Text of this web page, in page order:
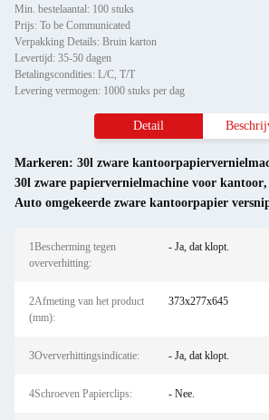
Min. bestelaantal: 100 stuks
Prijs: To be Communicated
Verpakking Details: Bruin karton
Levertijd: 35-50 dagen
Betalingscondities: L/C, T/T
Levering vermogen: 1000 stuks per dag
Detail
Markeren: 30l zware
30l zware papiervernielmachine voor kantoor,
Auto omgekeerde zware kantoorpapier
1Bescherming tegen
oververhitting:
- Ja, dat klopt.
2Afmeting van het product
(mm):
373x277x645
3Oververhittingsindicatie: - Ja, dat klopt.
4Schroeven Papierclips: - Nee.